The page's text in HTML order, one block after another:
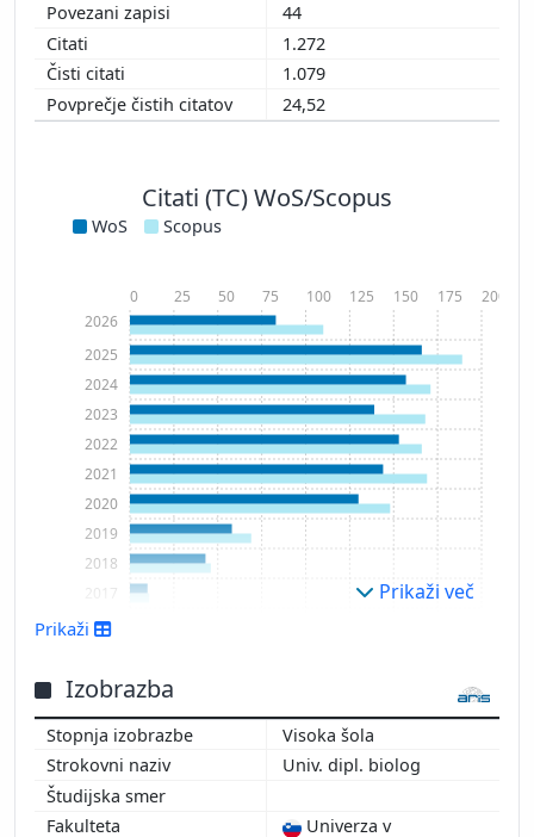
44
1.272
1.079
24,52
Citati (TC) WoS/Scopus
WoS Scopus
2016
2017
2018
2019
2020
2021
2022
2023
2024
2025
2026
0 25 50 75 100 125 150 175 200
Prikaži več
Prikaži
Izobrazba
Visoka šola
Univ. dipl. biolog
Univerza v